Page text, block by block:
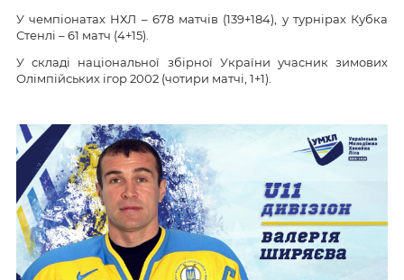
У чемпіонатах НХЛ – 678 матчів (139+184), у турнірах Кубка
Стенлі – 61 матч (4+15).
У складі національної збірної України учасник зимових
Олімпійських ігор 2002 (чотири матчі, 1+1).